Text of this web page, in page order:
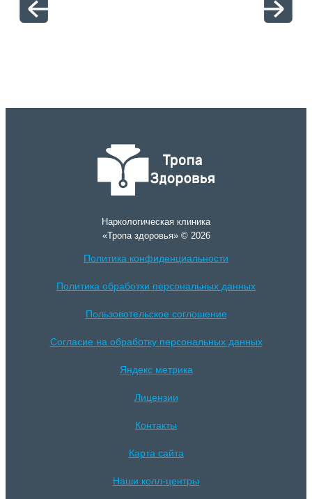
Наркологическая клиника
«Тропа здоровья» © 2026
Политика конфиденциальности
Политика обработки персональных данных
Пользовотельское соглошение
Согласие на обработку персональных данных
Яндекс метрика
Лицензии
Контакты
Карта сайта
Наши колл-центры